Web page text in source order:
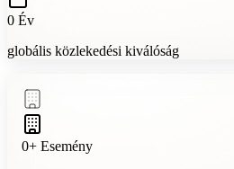
0 Év
globális közlekedési kiválóság
0+ Esemény